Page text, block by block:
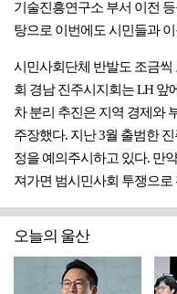
기술진흥연구소 부서 이전
탕으로 이번에도 시민들과
시민사회단체 반발도 조금
회 경남 진주시지회는 LH 앞
차 분리 추진은 지역 경제와
주장했다. 지난 3월 출범한
정을 예의주시하고 있다. 만
져가면 범시민사회 투쟁으
오늘의 울산